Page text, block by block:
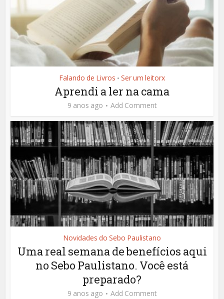
Falando de Livros • Ser um leitorx
Aprendi a ler na cama
9 anos ago Add Comment
Novidades do Sebo Paulistano
Uma real semana de benefícios aqui
no Sebo Paulistano. Você está
preparado?
9 anos ago Add Comment